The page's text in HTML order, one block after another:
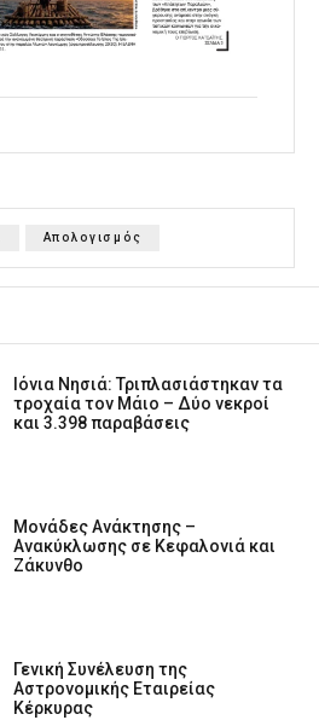
Απολογισμός
Ιόνια Νησιά: Τριπλασιάστηκαν τα
τροχαία τον Μάιο – Δύο νεκροί
και 3.398 παραβάσεις
Μονάδες Ανάκτησης –
Ανακύκλωσης σε Κεφαλονιά και
Ζάκυνθο
Γενική Συνέλευση της
Αστρονομικής Εταιρείας
Κέρκυρας